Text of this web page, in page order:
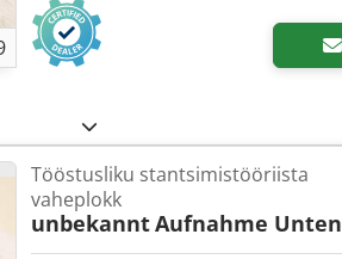
Tööstusliku stantsimistööriista
vaheplokk
unbekanntAufnahme Unten